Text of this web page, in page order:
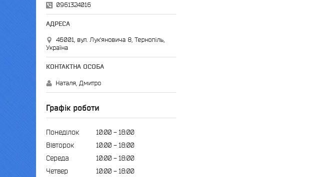
0961324016
46001, вул. Лук'яновича 8, Тернопіль,
Україна
Наталя, Дмитро
Графік роботи
Понеділок 10:00
18:00
Вівторок
10:00
18:00
Середа
10:00
18:00
Четвер
10:00 18:00